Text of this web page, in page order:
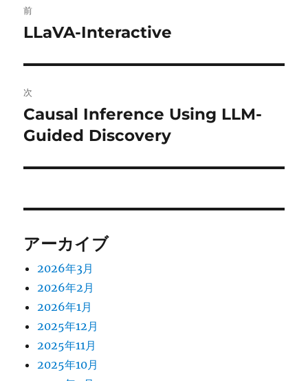
稿
ビ
ゲ
ー
シ
前
前
投
稿:
LLaVA-Interactive
次
次
の
稿:
Causal Inference Using LLM-
Guided Discovery
アーカイブ
2026年3月
2026年2月
2026年1月
2025年12月
2025年11月
2025年10月